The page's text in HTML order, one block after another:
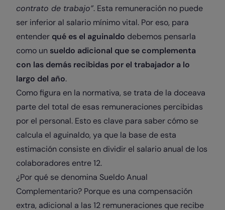
contrato de trabajo”. Esta remuneración no puede
ser inferior al salario mínimo vital. Por eso, para
entender qué es el aguinaldo debemos pensarla
como un sueldo adicional que se complementa
con las demás recibidas por el trabajador a lo
largo del año.
Como figura en la normativa, se trata de la doceava
parte del total de esas remuneraciones percibidas
por el personal. Esto es clave para saber cómo se
calcula el aguinaldo, ya que la base de esta
estimación consiste en dividir el salario anual de los
colaboradores entre 12.
¿Por qué se denomina Sueldo Anual
Complementario? Porque es una compensación
extra, adicional a las 12 remuneraciones que recibe